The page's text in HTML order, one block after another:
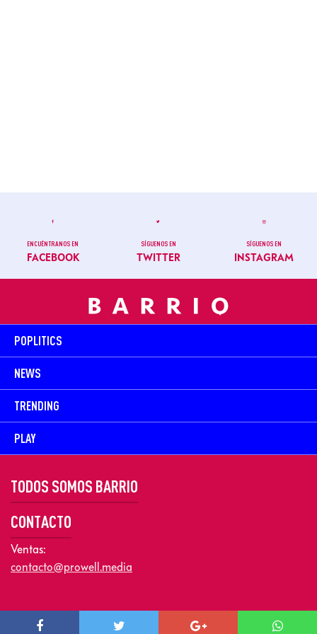
ENCUÉNTRANOS EN
FACEBOOK
SÍGUENOS EN
TWITTER
SÍGUENOS EN
INSTAGRAM
POPLITICS
NEWS
TRENDING
PLAY
TODOS SOMOS BARRIO
CONTACTO
Ventas:
contacto@prowell.media
Copyright © 2026 Prowel Media. Todos los derechos reservados – Aviso de Privacidad